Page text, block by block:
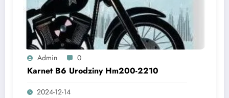
Admin 0
Karnet B6 Urodziny Hm200-2210
2024-12-14